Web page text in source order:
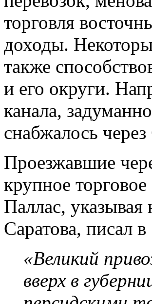
торговля
доходы.
также
и его округи.
канала,
снабжалось
Проезжавшие
крупное
Паллас,
Саратова, писал
«Великий
вверх в